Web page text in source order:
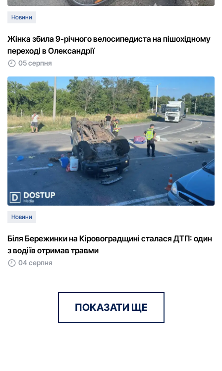
Новини
Жінка збила 9-річного велосипедиста на пішохідному
переході в Олександрії
05 серпня
Новини
Біля Бережинки на Кіровоградщині сталася ДТП: один
з водіїв отримав травми
04 серпня
ПОКАЗАТИ ЩЕ